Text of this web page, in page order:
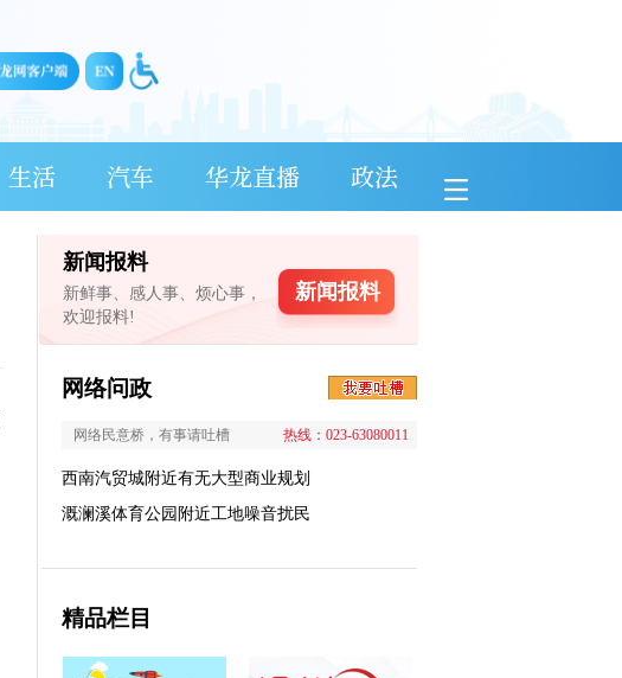
生活 汽车 华龙直播 政法
新闻报料
新鲜事、感人事、烦心事，
欢迎报料!
新闻报料
网络问政
网络民意桥，有事请吐槽 热线：023-63080011
西南汽贸城附近有无大型商业规划
溉澜溪体育公园附近工地噪音扰民
精品栏目